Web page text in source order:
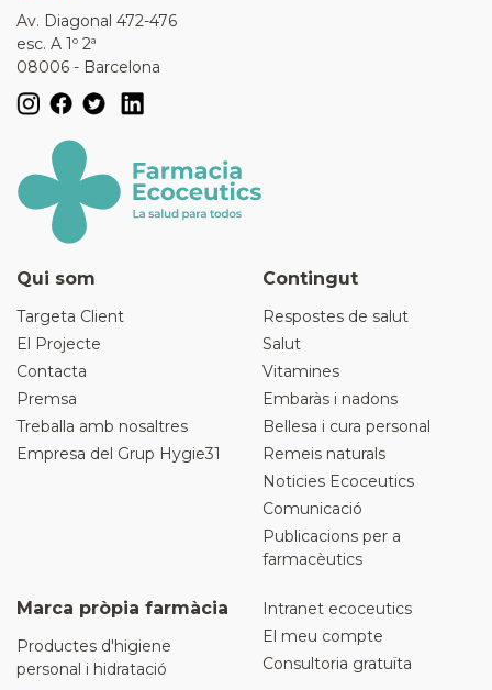
Av. Diagonal 472-476
esc. A 1º 2ª
08006 - Barcelona
Qui som
Targeta Client
El Projecte
Contacta
Premsa
Treballa amb nosaltres
Empresa del Grup Hygie31
Contingut
Respostes de salut
Salut
Vitamines
Embaràs i nadons
Bellesa i cura personal
Remeis naturals
Noticies Ecoceutics
Comunicació
Publicacions per a
farmacèutics
Marca pròpia farmàcia
Productes d'higiene
personal i hidratació
Intranet ecoceutics
El meu compte
Consultoria gratuïta